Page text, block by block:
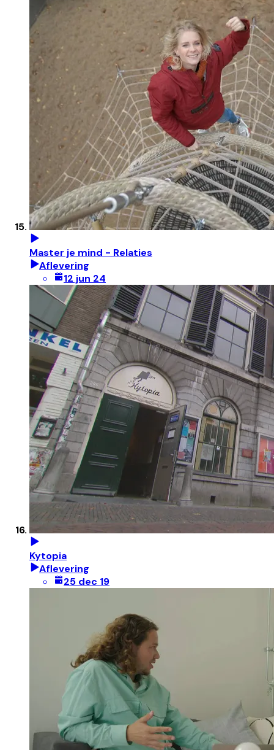
Master je mind - Relaties
Aflevering
12 jun 24
Kytopia
Aflevering
25 dec 19